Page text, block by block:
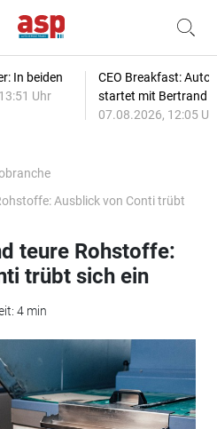
In beiden
Uhr
CEO Breakfast:
startet mit Bertrand
07.08.2026, 12:05
Ausblick von Conti trübt
teure Rohstoffe:
trübt sich ein
4 min